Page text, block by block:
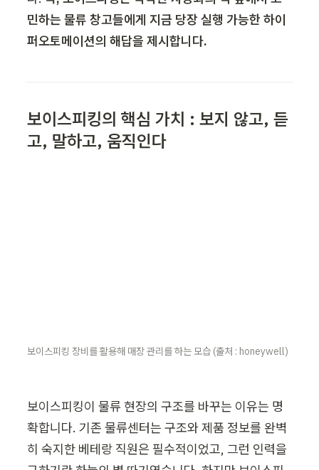
민하는 물류 창고들에게 지금 당장 실행 가능한 하이
퍼오토메이션의 해답을 제시합니다.
보이스피킹의 핵심 가치 : 보지 않고, 듣
고, 말하고, 움직인다
보이스피킹 장비를 활용해 매장 관리를 하는 모습 (출처 : honeywell)
보이스피킹이 물류 현장의 구조를 바꾸는 이유는 명
확합니다. 기존 물류센터는 구조와 제품 정보를 완벽
히 숙지한 베테랑 직원은 필수적이었고, 그런 인력을